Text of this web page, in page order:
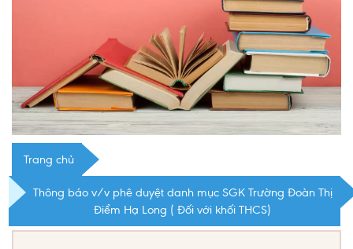
Trang chủ
Thông báo v/v phê duyệt danh mục SGK Trường Đoàn Thị
Điểm Hạ Long ( Đối với khối THCS)